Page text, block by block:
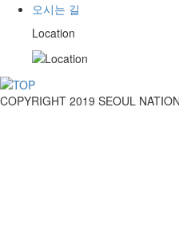
오시는 길
Location
COPYRIGHT 2019 SEOUL